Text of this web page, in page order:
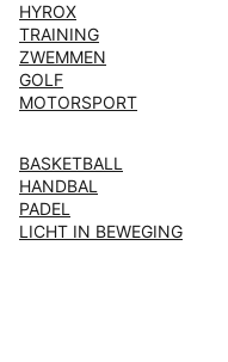
HYROX
TRAINING
ZWEMMEN
GOLF
MOTORSPORT
BASKETBALL
HANDBAL
PADEL
LICHT IN BEWEGING